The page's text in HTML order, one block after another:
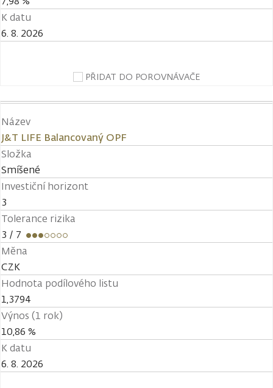
K datu
6. 8. 2026
PŘIDAT DO POROVNÁVAČE
Název
J&T LIFE Balancovaný OPF
Složka
Smíšené
Investiční horizont
3
Tolerance rizika
3 / 7
Měna
CZK
Hodnota podílového listu
1,3794
Výnos (1 rok)
10,86 %
K datu
6. 8. 2026